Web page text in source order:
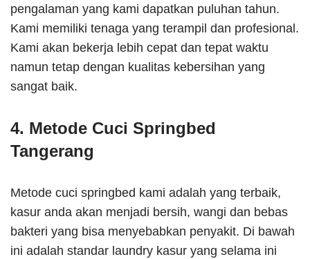
pengalaman yang kami dapatkan puluhan tahun.
Kami memiliki tenaga yang terampil dan profesional.
Kami akan bekerja lebih cepat dan tepat waktu
namun tetap dengan kualitas kebersihan yang
sangat baik.
4. Metode Cuci Springbed
Tangerang
Metode cuci springbed kami adalah yang terbaik,
kasur anda akan menjadi bersih, wangi dan bebas
bakteri yang bisa menyebabkan penyakit. Di bawah
ini adalah standar laundry kasur yang selama ini